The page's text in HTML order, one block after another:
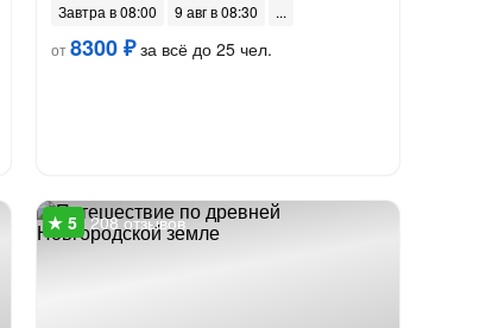
Завтра в 08:00
9 авг в 08:30
от8300 ₽за всё до 25 чел.
208 отзывов